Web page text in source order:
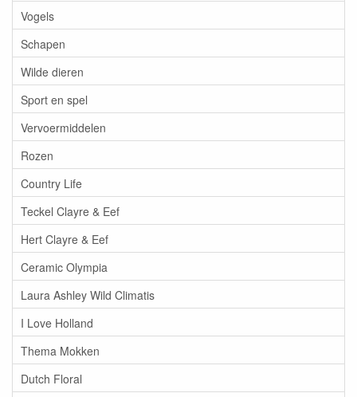
Vogels
Schapen
Wilde dieren
Sport en spel
Vervoermiddelen
Rozen
Country Life
Teckel Clayre & Eef
Hert Clayre & Eef
Ceramic Olympia
Laura Ashley Wild Climatis
I Love Holland
Thema Mokken
Dutch Floral